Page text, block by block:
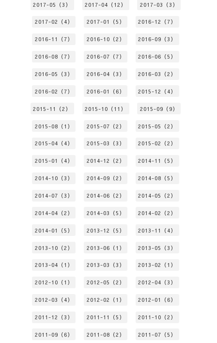
2017-05（3） 2017-04（12） 2017-03（3）
2017-02（4） 2017-01（5） 2016-12（7）
2016-11（7） 2016-10（2） 2016-09（3）
2016-08（7） 2016-07（7） 2016-06（5）
2016-05（3） 2016-04（3） 2016-03（2）
2016-02（7） 2016-01（6） 2015-12（4）
2015-11（2） 2015-10（11） 2015-09（9）
2015-08（1） 2015-07（2） 2015-05（2）
2015-04（4） 2015-03（3） 2015-02（2）
2015-01（4） 2014-12（2） 2014-11（5）
2014-10（3） 2014-09（2） 2014-08（5）
2014-07（3） 2014-06（2） 2014-05（2）
2014-04（2） 2014-03（5） 2014-02（2）
2014-01（5） 2013-12（5） 2013-11（4）
2013-10（2） 2013-06（1） 2013-05（3）
2013-04（1） 2013-03（3） 2013-02（1）
2012-10（1） 2012-05（2） 2012-04（3）
2012-03（4） 2012-02（1） 2012-01（6）
2011-12（3） 2011-11（5） 2011-10（2）
2011-09（6） 2011-08（2） 2011-07（5）